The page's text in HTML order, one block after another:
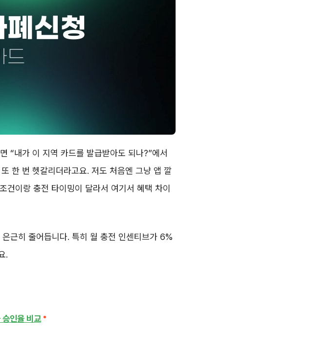
“내가 이 지역 카드를 발급받아도 되나?”에서
한 번 헷갈리더라고요. 저도 처음엔 그냥 앱 깔
이랑 충전 타이밍이 달라서 여기서 혜택 차이
근히 줄어듭니다. 특히 월 충전 인센티브가 6%
.
인율 비교